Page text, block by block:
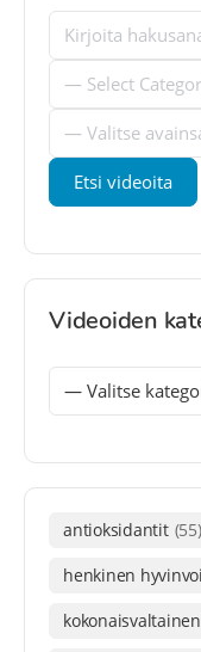
Videoiden
antioksidantit (55)
henkinen